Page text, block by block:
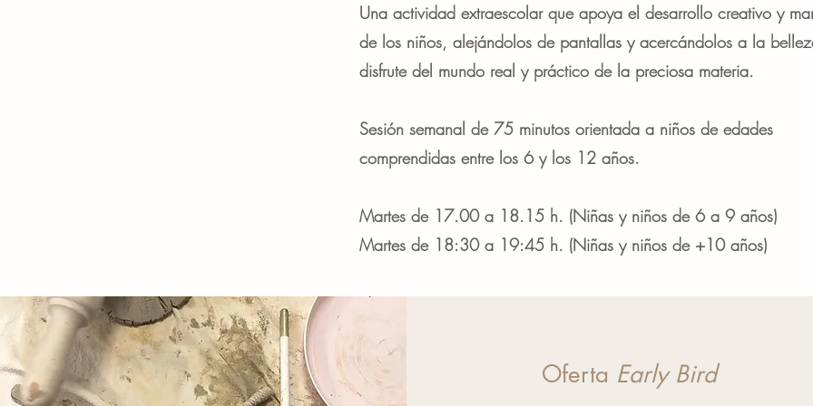
Una actividad extraescolar que apoya el desarrollo creativo y
de los niños, alejándolos de pantallas y acercándolos a la
disfrute del mundo real y práctico de la preciosa materia.
Sesión semanal de 75 minutos orientada a niños de edades
comprendidas entre los 6 y los 12 años.
Martes de 17.00 a 18.15 h. (Niñas y niños de 6 a 9 años)
Martes de 18:30 a 19:45 h. (Niñas y niños de +10 años)
Oferta Early Bird